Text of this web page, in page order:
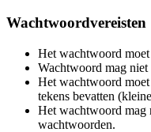
Wachtwoordvereisten
Het wachtwoord
Wachtwoord mag niet
Het wachtwoord
tekens bevatten
Het wachtwoord mag
wachtwoorden.